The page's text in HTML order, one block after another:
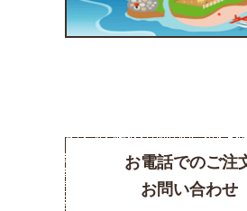
お電話でのご注
お問い合わせ